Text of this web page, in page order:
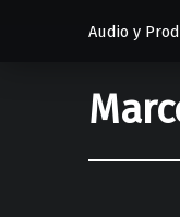
Audio y